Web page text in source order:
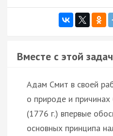
Вместе с этой
Адам Смит в своей
о природе и причинах
(1776 г.) впервые
основных принципа